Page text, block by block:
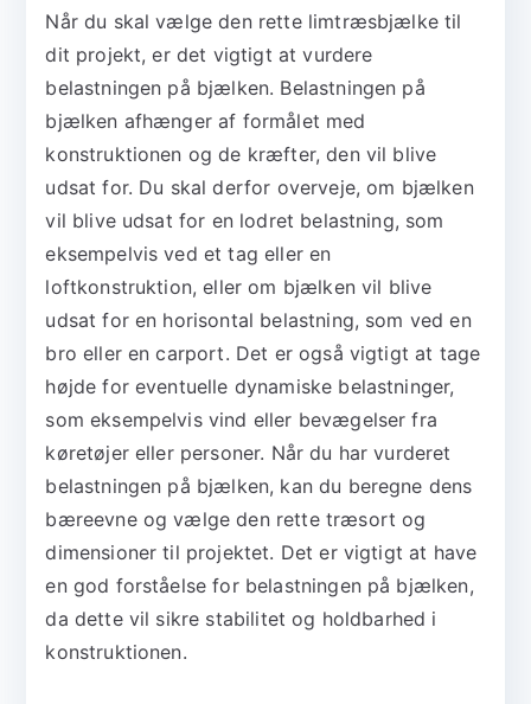
Når du skal vælge den rette limtræsbjælke til
dit projekt, er det vigtigt at vurdere
belastningen på bjælken. Belastningen på
bjælken afhænger af formålet med
konstruktionen og de kræfter, den vil blive
udsat for. Du skal derfor overveje, om bjælken
vil blive udsat for en lodret belastning, som
eksempelvis ved et tag eller en
loftkonstruktion, eller om bjælken vil blive
udsat for en horisontal belastning, som ved en
bro eller en carport. Det er også vigtigt at tage
højde for eventuelle dynamiske belastninger,
som eksempelvis vind eller bevægelser fra
køretøjer eller personer. Når du har vurderet
belastningen på bjælken, kan du beregne dens
bæreevne og vælge den rette træsort og
dimensioner til projektet. Det er vigtigt at have
en god forståelse for belastningen på bjælken,
da dette vil sikre stabilitet og holdbarhed i
konstruktionen.